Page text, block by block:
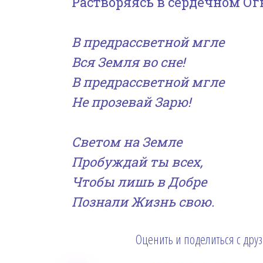
В предрассветной мгле
Вся Земля во сне!
В предрассветной мгле
Не прозевай Зарю!
Светом на Земле
Пробуждай ты всех,
Чтобы лишь в Добре
Познали Жизнь свою.
Оценить и поделиться с